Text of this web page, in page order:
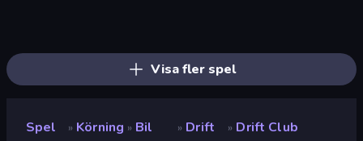
Visa fler spel
Spel » Körning » Bil » Drift » Drift Club